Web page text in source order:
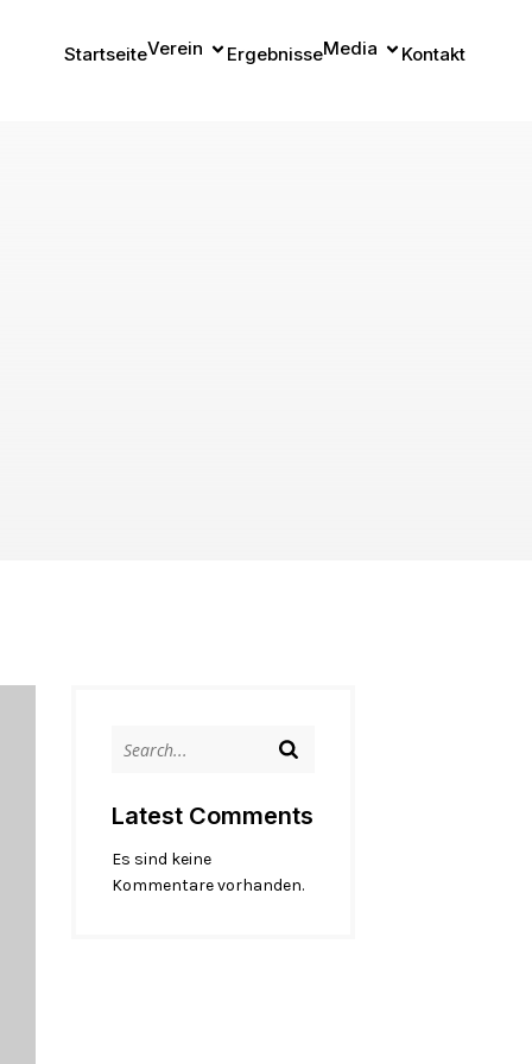
StartseiteVerein ErgebnisseMedia Kontakt
Latest Comments
Es sind keine
Kommentare vorhanden.